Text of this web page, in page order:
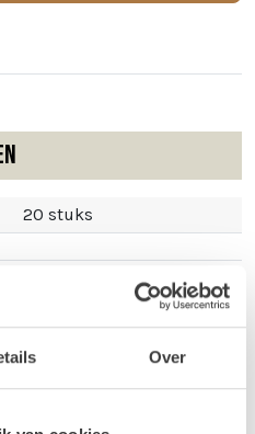
Over
20 stuks
gekke sfeer op tafel! Je